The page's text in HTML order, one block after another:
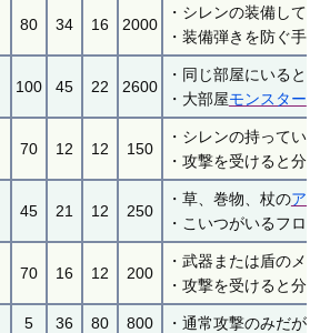
80 34 16 2000
・シレンの装備し
・装備弾きを防ぐ
100 45 22 2600
・同じ部屋にいる
・大部屋モンスター
70 12 12 150
・シレンの持ってい
・攻撃を受けると
45 21 12 250
・草、巻物、杖のア
・こいつがいるフ
70 16 12 200
・武器または盾の
・攻撃を受けると
5 36 80 800 ・通常攻撃のみだ